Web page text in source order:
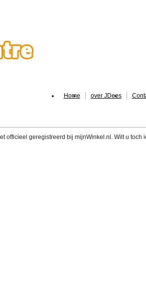
Home over JDees
officieel geregistreerd bij mijnWinkel.nl. Wilt u toch